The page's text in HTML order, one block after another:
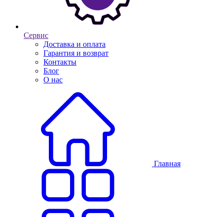
Сервис
Доставка и оплата
Гарантия и возврат
Контакты
Блог
О нас
Главная